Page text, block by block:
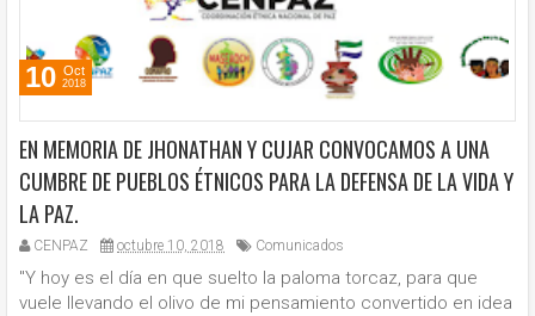
EN MEMORIA DE JHONATHAN Y CUJAR CONVOCAMOS A UNA
CUMBRE DE PUEBLOS ÉTNICOS PARA LA DEFENSA DE LA VIDA Y
LA PAZ.
CENPAZ octubre 10, 2018 Comunicados
"Y hoy es el día en que suelto la paloma torcaz, para que
vuele llevando el olivo de mi pensamiento convertido en idea
10 Oct
2018